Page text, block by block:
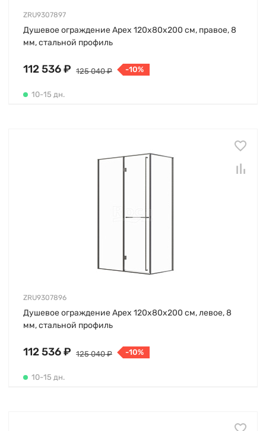
ZRU9307897
Душевое ограждение Apex 120х80х200 см, правое, 8
мм, стальной профиль
112 536 ₽ 125 040 ₽ -10%
10-15 дн.
ZRU9307896
Душевое ограждение Apex 120х80х200 см, левое, 8
мм, стальной профиль
112 536 ₽ 125 040 ₽ -10%
10-15 дн.